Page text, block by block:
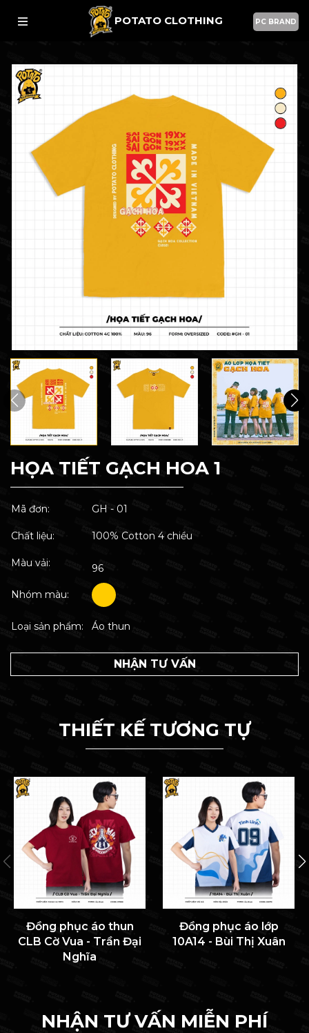
POTATO CLOTHING PC BRAND
HỌA TIẾT GẠCH HOA 1
Mã đơn: GH - 01
Chất liệu: 100% Cotton 4 chiều
Màu vải: 96
Nhóm màu:
Loại sản phẩm: Áo thun
NHẬN TƯ VẤN
THIẾT KẾ TƯƠNG TỰ
Đồng phục áo thun
CLB Cờ Vua - Trần Đại
Nghĩa
Đồng phục áo lớp
10A14 - Bùi Thị Xuân
NHẬN TƯ VẤN MIỄN PHÍ